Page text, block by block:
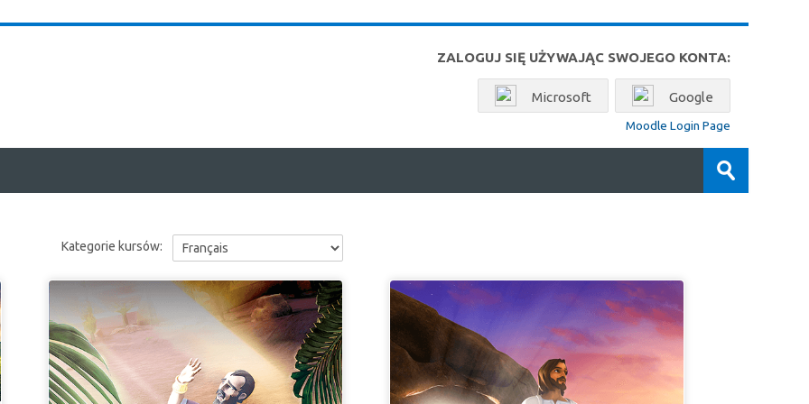
ZALOGUJ SIĘ UŻYWAJĄC SWOJEGO KONTA:
Microsoft Google
Moodle Login Page
Prześlij
Kategorie kursów: